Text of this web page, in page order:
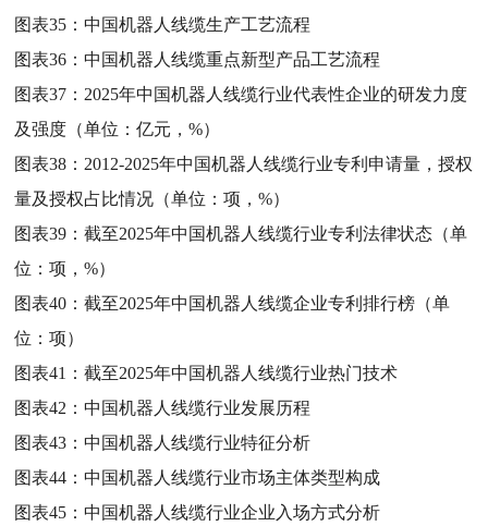
图表35：中国机器人线缆生产工艺流程
图表36：中国机器人线缆重点新型产品工艺流程
图表37： 2025年中国机器人线缆行业代表性企业的研发力度
及强度（单位：亿元，%）
图表38： 2012-2025年中国机器人线缆行业专利申请量，授权
量及授权占比情况（单位：项，%）
图表39：截至2025年中国机器人线缆行业专利法律状态（单
位：项，%）
图表40：截至2025年中国机器人线缆企业专利排行榜（单
位：项）
图表41：截至2025年中国机器人线缆行业热门技术
图表42：中国机器人线缆行业发展历程
图表43：中国机器人线缆行业特征分析
图表44：中国机器人线缆行业市场主体类型构成
图表45：中国机器人线缆行业企业入场方式分析